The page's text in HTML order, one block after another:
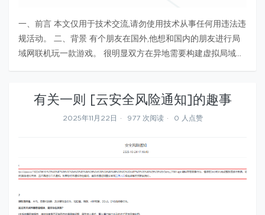
一、前言 本文仅用于技术交流,请勿使用技术从事任何用违法违
规活动。 二、背景 有个朋友在国外,他想和国内的朋友进行局
域网联机玩一款游戏。 很明显双方在异地需要构建虚拟局域网
有关一则 [云安全风险通知]的趣事
2025年11月22日 977 次阅读 0 人点赞